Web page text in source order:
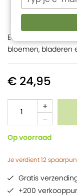
Een essentiële olie
bloemen, bladeren
€ 24,95
Op voorraad
Je verdient12
Gratis
+200
je
e-
mailadres